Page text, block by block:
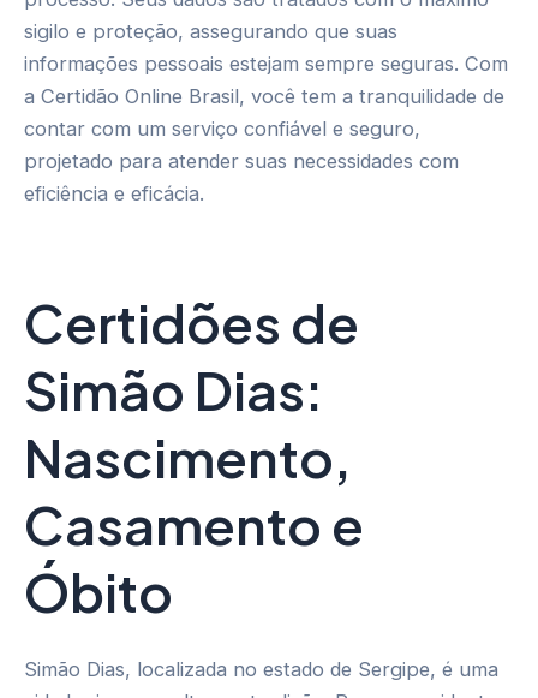
sigilo e proteção, assegurando que suas
informações pessoais estejam sempre seguras. Com
a Certidão Online Brasil, você tem a tranquilidade de
contar com um serviço confiável e seguro,
projetado para atender suas necessidades com
eficiência e eficácia.
Certidões de
Simão Dias:
Nascimento,
Casamento e
Óbito
Simão Dias, localizada no estado de Sergipe, é uma